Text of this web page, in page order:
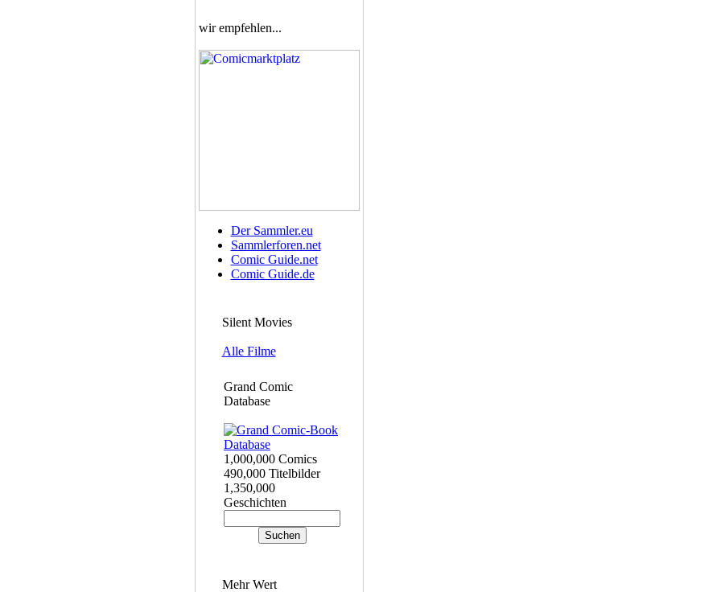
wir empfehlen...
Der Sammler.eu
Sammlerforen.net
Comic Guide.net
Comic Guide.de
Silent Movies
Alle Filme
Grand Comic
Database
1,000,000 Comics
490,000 Titelbilder
1,350,000
Geschichten
Mehr Wert